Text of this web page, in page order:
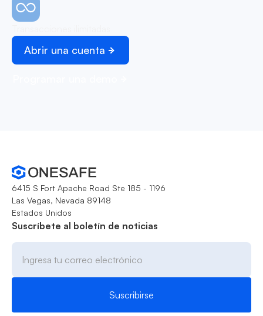
Abrir una cuenta
6415 S Fort Apache Road Ste 185 - 1196
Las Vegas, Nevada 89148
Estados Unidos
Suscríbete al boletín de noticias